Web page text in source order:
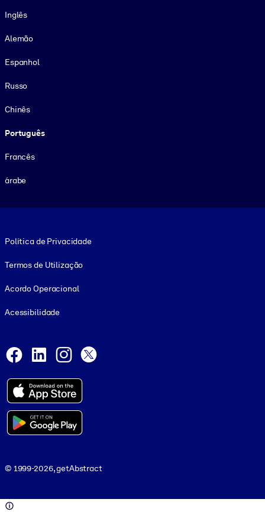
Inglês
Alemão
Espanhol
Russo
Chinês
Português
Francês
árabe
Política de Privacidade
Termos de Utilização
Acordo Operacional
Acessibilidade
Facebook
LinkedInInstagram
© 1999-2026, getAbstract